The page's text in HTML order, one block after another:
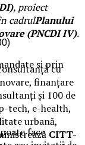
, proiect
cadrulPlanului
(PNCDI IV).
cu
finanțare
și 100 de
tech, e-health,
urbană,
CITT-
si prin
face